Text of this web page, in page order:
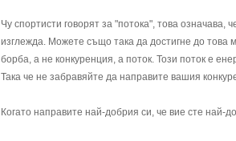
Чу спортисти говорят за "потока", това
изглежда. Можете също така да достигне до това
борба, а не конкуренция, а поток. Този поток е
Така че не забравяйте да направите вашия
Когато направите най-добрия си, че вие сте най-